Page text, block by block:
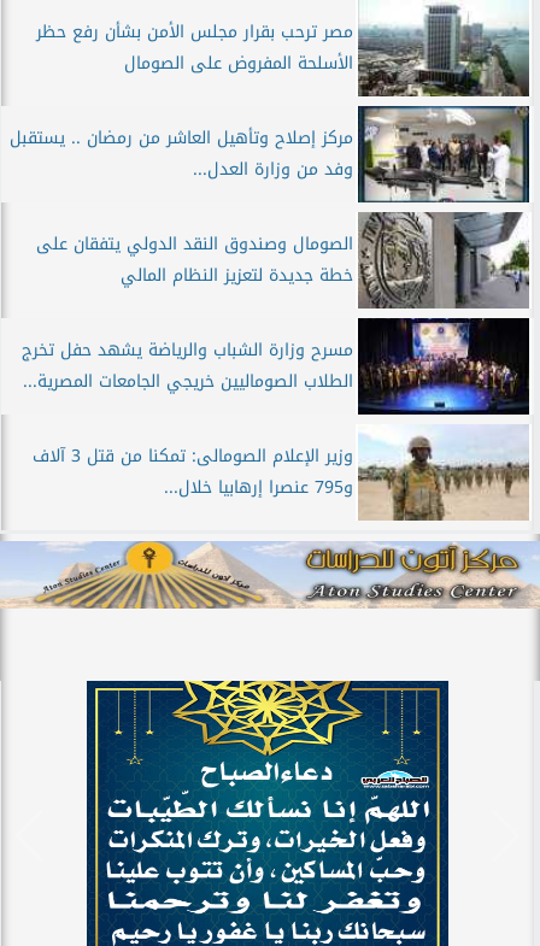
مصر ترحب بقرار مجلس الأمن بشأن رفع حظر
الأسلحة المفروض على الصومال
مركز إصلاح وتأهيل العاشر من رمضان .. يستقبل
وفد من وزارة العدل...
الصومال وصندوق النقد الدولي يتفقان على
خطة جديدة لتعزيز النظام المالي
مسرح وزارة الشباب والرياضة يشهد حفل تخرج
الطلاب الصوماليين خريجي الجامعات المصرية...
وزير الإعلام الصومالى: تمكنا من قتل 3 آلاف
و795 عنصرا إرهابيا خلال...